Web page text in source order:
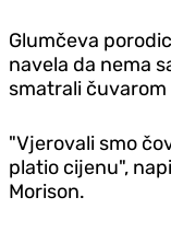
Glumčeva
navela da nema
smatrali
"Vjerovali smo
platio cijenu",
Morison.